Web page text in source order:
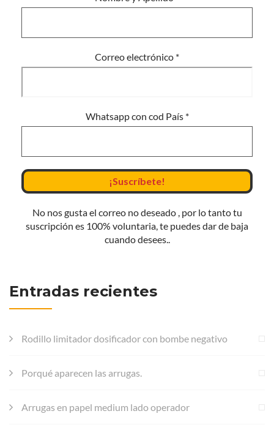
Correo electrónico *
Whatsapp con cod País *
No nos gusta el correo no deseado , por lo tanto tu
suscripción es 100% voluntaria, te puedes dar de baja
cuando desees..
Entradas recientes
Rodillo limitador dosificador con bombe negativo
Porqué aparecen las arrugas.
Arrugas en papel medium lado operador